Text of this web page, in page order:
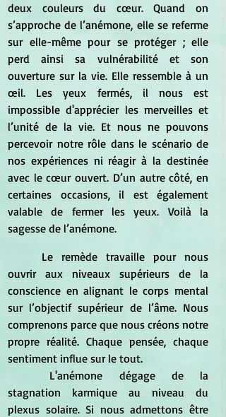
deux couleurs du cœur. Quand on
s’approche de l’anémone, elle se referme
sur elle-même pour se protéger ; elle
perd ainsi sa vulnérabilité et son
ouverture sur la vie. Elle ressemble à un
œil. Les yeux fermés, il nous est
impossible d'apprécier les merveilles et
l’unité de la vie. Et nous ne pouvons
percevoir notre rôle dans le scénario de
nos expériences ni réagir à la destinée
avec le cœur ouvert. D’un autre côté, en
certaines occasions, il est également
valable de fermer les yeux. Voilà la
sagesse de l’anémone.
ouvrir aux niveaux supérieurs de la
conscience en alignant le corps mental
sur l’objectif supérieur de l’âme. Nous
comprenons parce que nous créons notre
propre réalité. Chaque pensée, chaque
sentiment influe sur le tout.
stagnation karmique au niveau du
plexus solaire. Si nous admettons être